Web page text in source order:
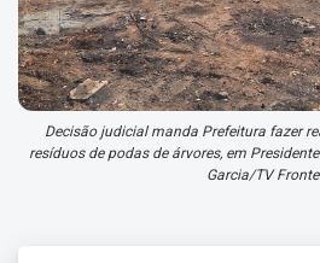
Decisão judicial manda Prefeitura fazer
resíduos de podas de árvores, em
Garcia/TV